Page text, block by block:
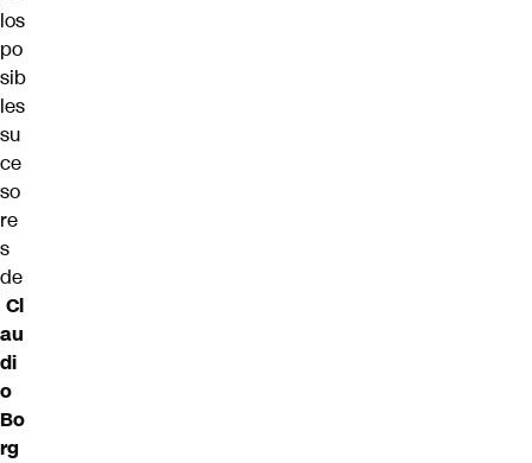
los
po
sib
les
su
ce
so
re
s
de
Cl
au
di
o
Bo
rg